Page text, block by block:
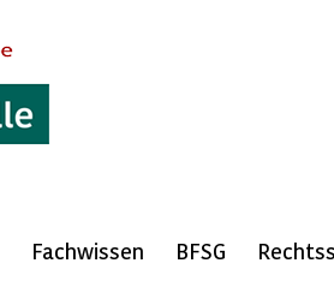
Fachwissen BFSG